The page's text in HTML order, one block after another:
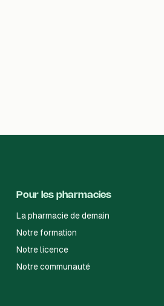
Pour les pharmacies
La pharmacie de demain
Notre formation
Notre licence
Notre communauté